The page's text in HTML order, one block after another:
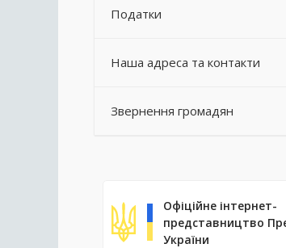
Податки
Наша адреса та контакти
Звернення громадян
Офіційне інтернет-
представництво
України